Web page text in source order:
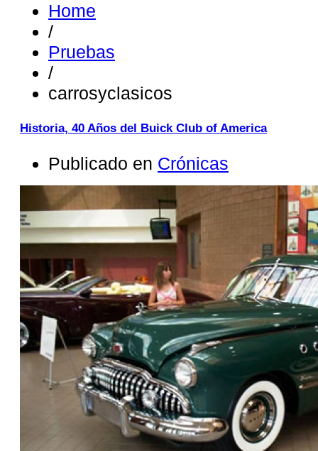
Home
/
Pruebas
/
carrosyclasicos
Historia, 40 Años del Buick Club of America
Publicado en Crónicas